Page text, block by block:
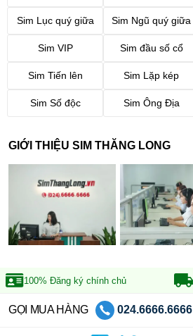
Sim Lục quý giữa Sim Ngũ quý giữa
Sim VIP Sim đầu số cổ
Sim Tiến lên Sim Lặp kép
Sim Số độc Sim Ông Địa
GIỚI THIỆU SIM THĂNG LONG
100% Đăng ký chính chủ
GỌI MUA HÀNG 024.6666.6666